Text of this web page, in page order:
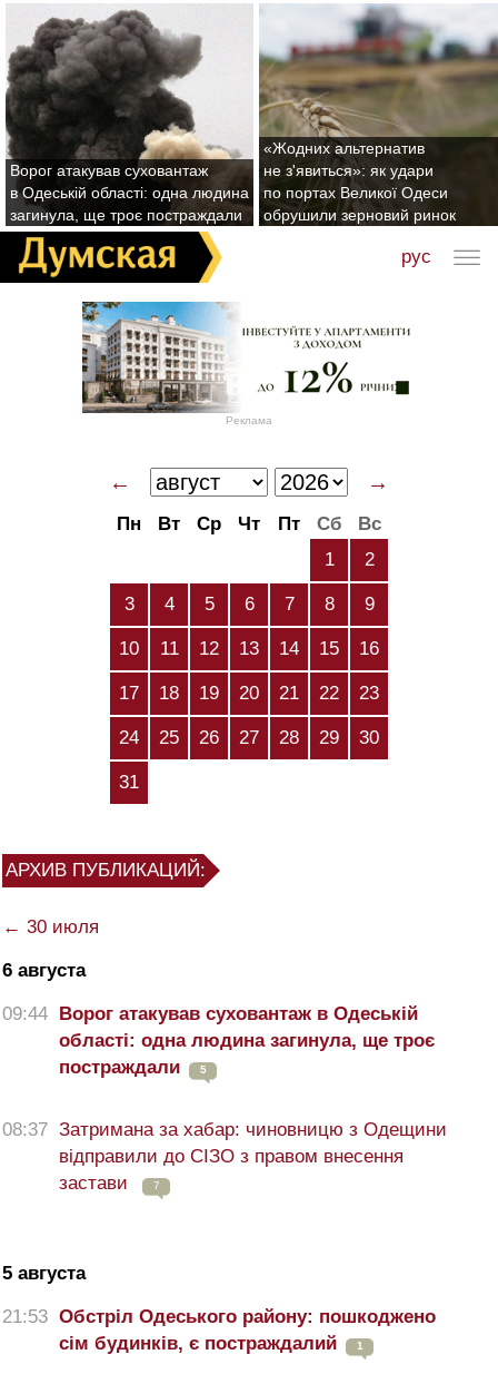
Ворог атакував суховантаж
в Одеській області: одна людина
загинула, ще троє постраждали
«Жодних альтернатив
не з'явиться»: як удари
по портах Великої Одеси
обрушили зерновий ринок
рус
Реклама
← →
Пн Вт Ср Чт Пт Сб
Вс
1
2
3 4 5 6 7 8 9
10 11 12 13 14 15 16
17 18 19 20 21 22 23
24 25 26 27 28 29 30
31
АРХИВ ПУБЛИКАЦИЙ:
← 30 июля
6 августа
09:44 Ворог атакував суховантаж в Одеській
області: одна людина загинула, ще троє
постраждали
5
08:37 Затримана за хабар: чиновницю з Одещини
відправили до СІЗО з правом внесення
застави
7
5 августа
21:53 Обстріл Одеського району: пошкоджено
сім будинків, є постраждалий
1